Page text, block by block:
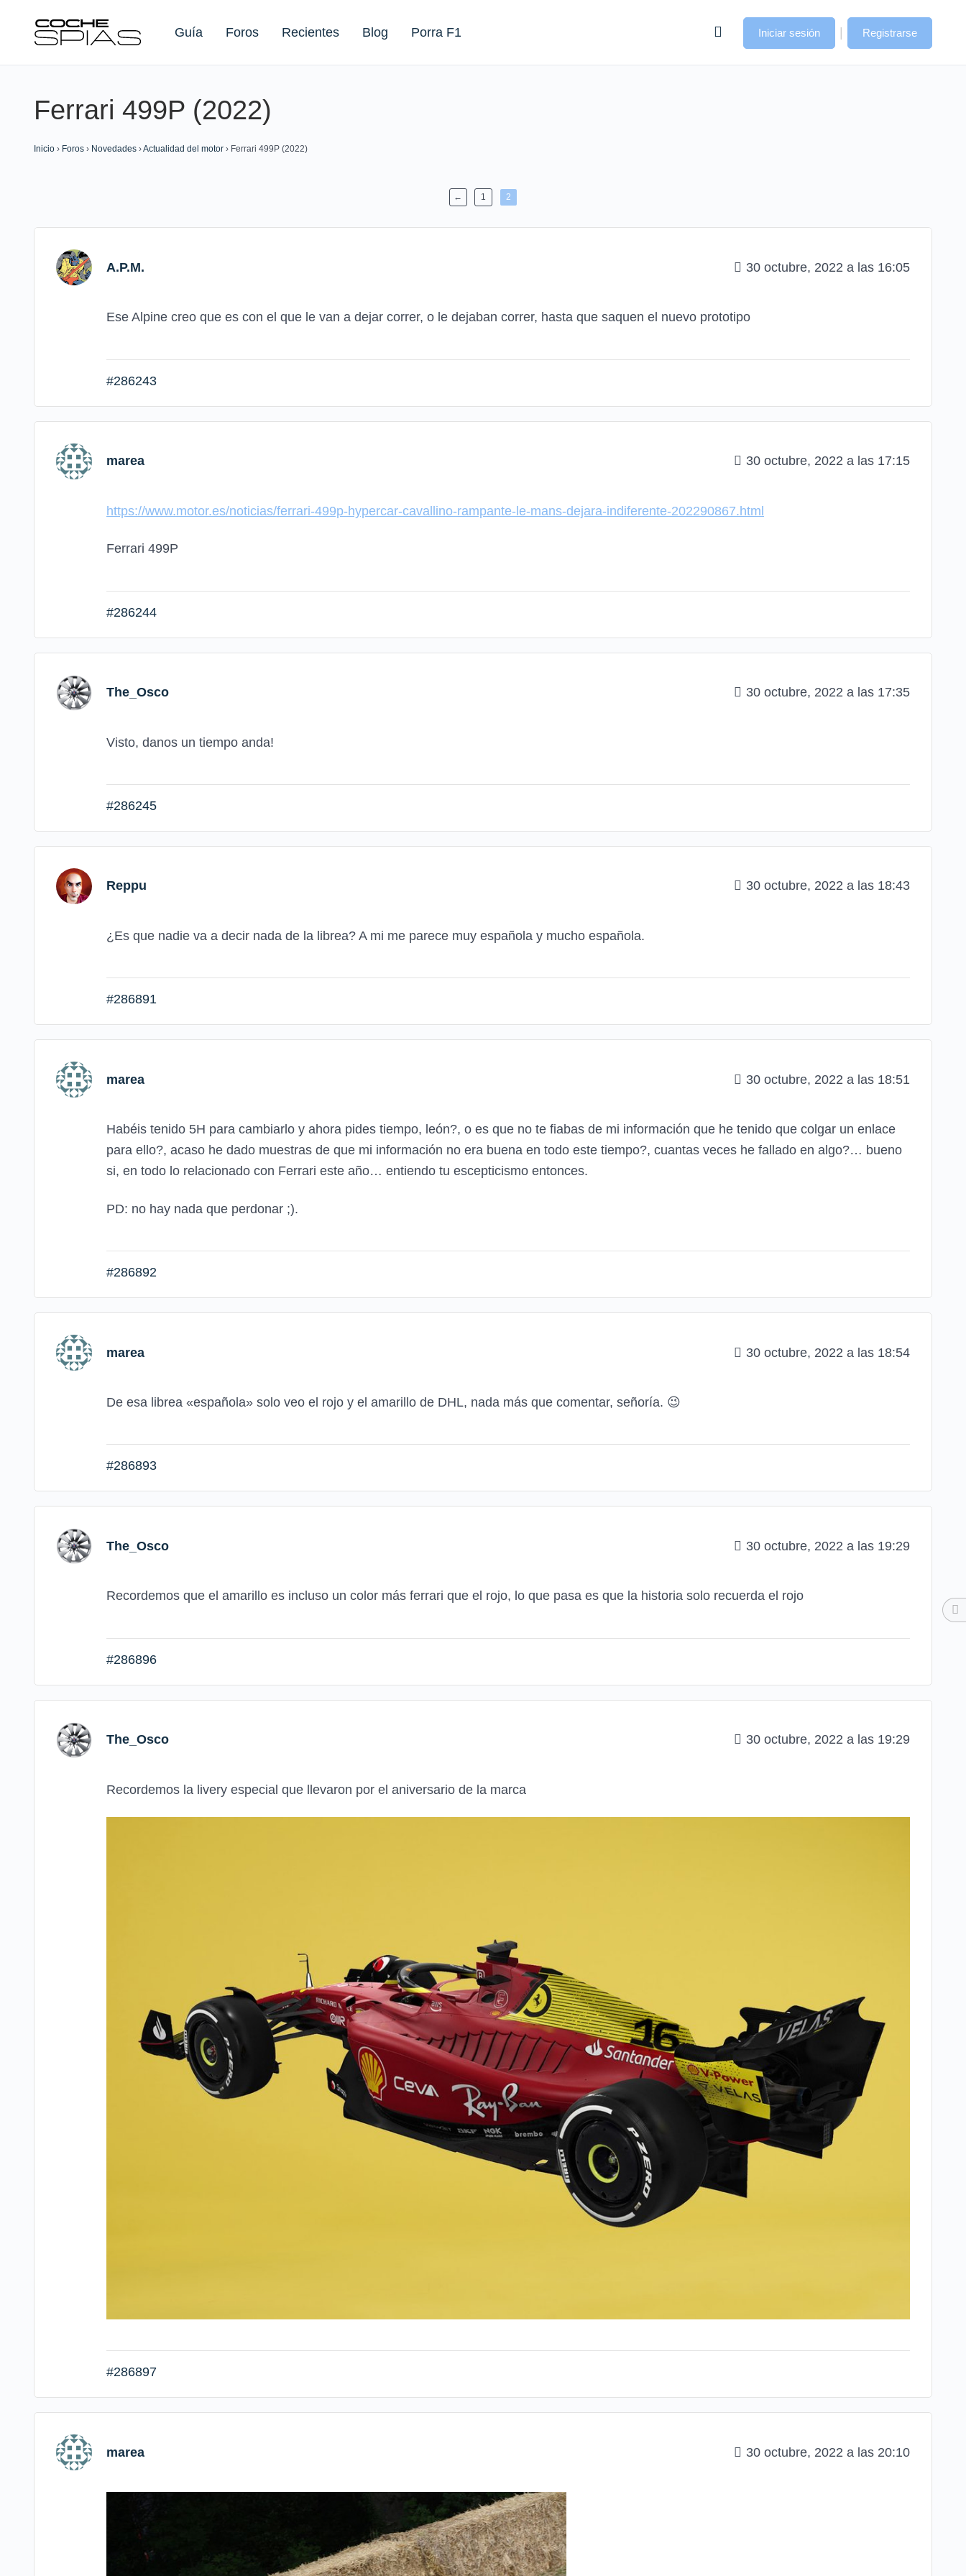
Guía Foros Recientes Blog Porra F1
Buscar:
Iniciar sesión | Registrarse
Ferrari 499P (2022)
Inicio › Foros › Novedades ›Actualidad del motor › Ferrari 499P (2022)
← 1 2
A.P.M. 30 octubre, 2022 a las 16:05
Ese Alpine creo que es con el que le van a dejar correr, o le dejaban correr, hasta que saquen el nuevo prototipo
#286243
marea 30 octubre, 2022 a las 17:15
https://www.motor.es/noticias/ferrari-499p-hypercar-cavallino-rampante-le-mans-dejara-indiferente-202290867.html
Ferrari 499P
#286244
The_Osco 30 octubre, 2022 a las 17:35
Visto, danos un tiempo anda!
#286245
Reppu 30 octubre, 2022 a las 18:43
¿Es que nadie va a decir nada de la librea? A mi me parece muy española y mucho española.
#286891
marea 30 octubre, 2022 a las 18:51
Habéis tenido 5H para cambiarlo y ahora pides tiempo, león?, o es que no te fiabas de mi información que he tenido que colgar un enlace
para ello?, acaso he dado muestras de que mi información no era buena en todo este tiempo?, cuantas veces he fallado en algo?… bueno
si, en todo lo relacionado con Ferrari este año… entiendo tu escepticismo entonces.
PD: no hay nada que perdonar ;).
#286892
marea 30 octubre, 2022 a las 18:54
De esa librea «española» solo veo el rojo y el amarillo de DHL, nada más que comentar, señoría. 😉
#286893
The_Osco 30 octubre, 2022 a las 19:29
Recordemos que el amarillo es incluso un color más ferrari que el rojo, lo que pasa es que la historia solo recuerda el rojo
#286896
The_Osco 30 octubre, 2022 a las 19:29
Recordemos la livery especial que llevaron por el aniversario de la marca
#286897
marea 30 octubre, 2022 a las 20:10